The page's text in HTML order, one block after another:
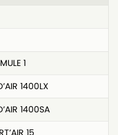
1
1400LX
1400SA
15